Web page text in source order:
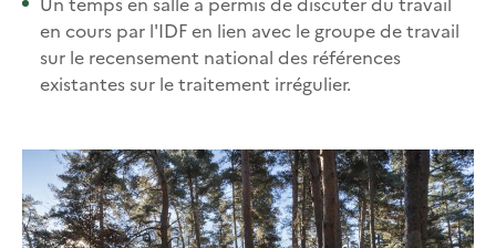
en cours par l'IDF en lien avec le groupe de travail
sur le recensement national des références
existantes sur le traitement irrégulier.